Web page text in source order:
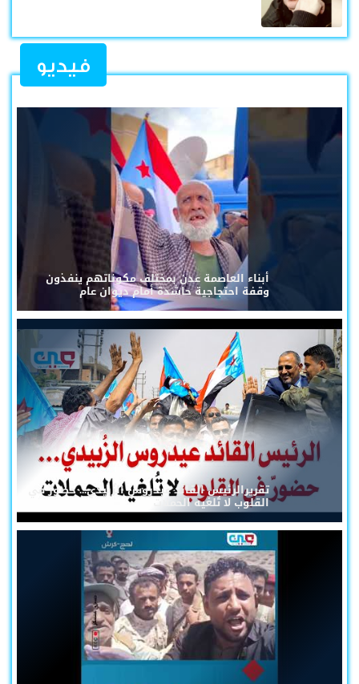
فيديو
أبناء العاصمة عدن بمختلف مكوناتهم ينفذون
وقفة احتجاجية حاشدة أمام ديوان عام
تقريرالرئيس القائد عيدروس الزُبيدي... حضورٌ في
القلوب لا تُلغيه الحملات